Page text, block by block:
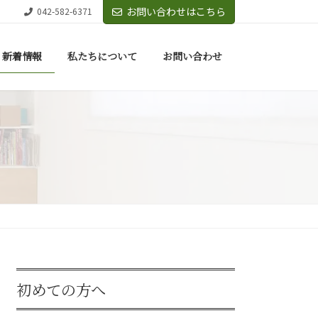
042-582-6371 お問い合わせはこちら
新着情報 私たちについて お問い合わせ
初めての方へ